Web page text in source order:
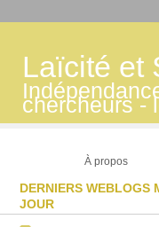
Laïcité et
chercheurs -
À propos
DERNIERS WEBLOGS
JOUR